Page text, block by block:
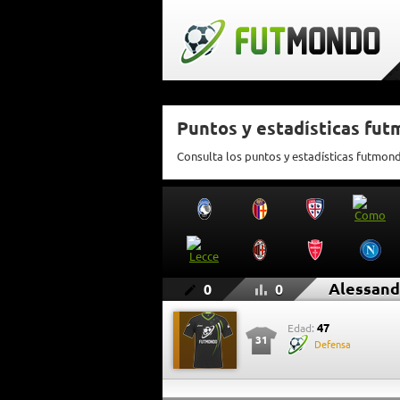
Puntos y estadísticas
Consulta los puntos y estadísticas
0 0
31
Edad: 47
Defensa